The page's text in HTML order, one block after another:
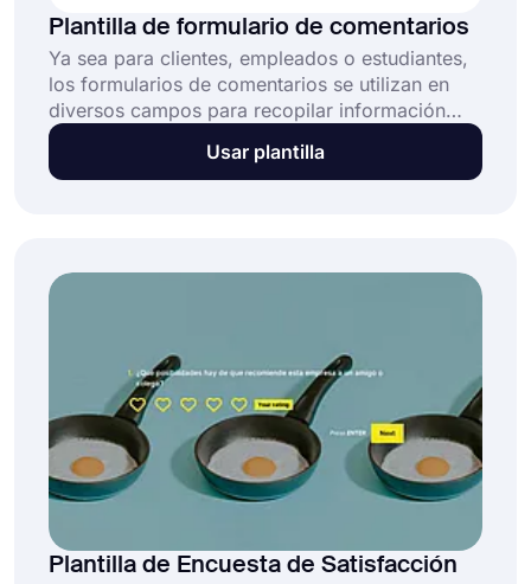
Plantilla de formulario de comentarios
Ya sea para clientes, empleados o estudiantes,
los formularios de comentarios se utilizan en
diversos campos para recopilar información
esencial sobre las opiniones y la satisfacción de
los encuestados. Este formulario de
Usar plantilla
Plantilla de Encuesta de Satisfacción